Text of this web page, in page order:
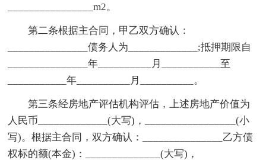
________________m2。
第二条根据主合同，甲乙双方确认：
_______________债务人为_____________;抵押期限自
_______________年__________月___________至
___________年__________月__________。
第三条经房地产评估机构评估，上述房地产价值为
人民币_____________(大写)，_________________(小
写)。根据主合同，双方确认：_______________乙方债
权标的额(本金)：______________(大写)，